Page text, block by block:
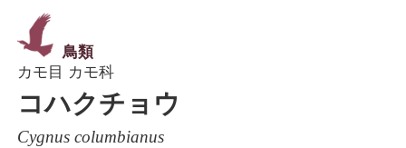
鳥類
カモ目 カモ科
コハクチョウ
Cygnus columbianus